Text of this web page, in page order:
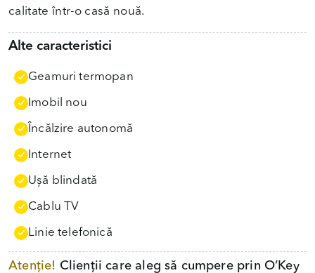
calitate într-o casă nouă.
Alte caracteristici
Geamuri termopan
Imobil nou
Încălzire autonomă
Internet
Uşă blindată
Cablu TV
Linie telefonică
Atenție! Clienții care aleg să cumpere prin O’Key